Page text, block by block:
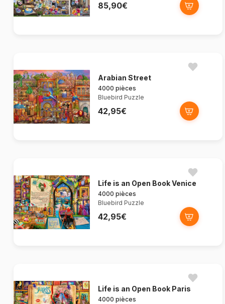
85,90€
Arabian Street
4000 pièces
Bluebird Puzzle
42,95€
Life is an Open Book Venice
4000 pièces
Bluebird Puzzle
42,95€
Life is an Open Book Paris
4000 pièces